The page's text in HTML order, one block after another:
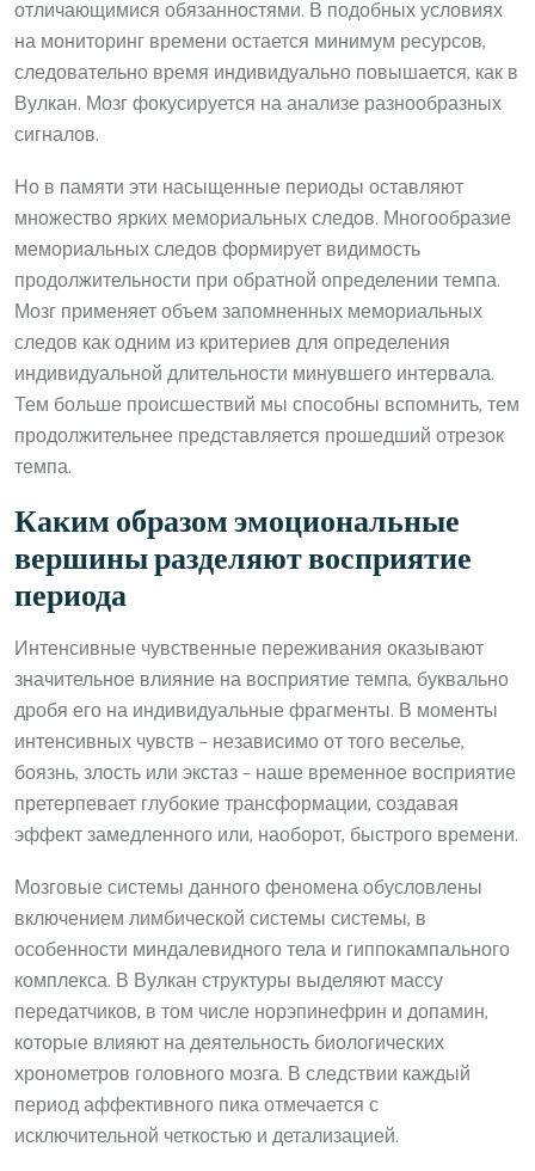
отличающимися обязанностями. В подобных условиях
на мониторинг времени остается минимум ресурсов,
следовательно время индивидуально повышается, как в
Вулкан. Мозг фокусируется на анализе разнообразных
сигналов.
Но в памяти эти насыщенные периоды оставляют
множество ярких мемориальных следов. Многообразие
мемориальных следов формирует видимость
продолжительности при обратной определении темпа.
Мозг применяет объем запомненных мемориальных
следов как одним из критериев для определения
индивидуальной длительности минувшего интервала.
Тем больше происшествий мы способны вспомнить, тем
продолжительнее представляется прошедший отрезок
темпа.
Каким образом эмоциональные
вершины разделяют восприятие
периода
Интенсивные чувственные переживания оказывают
значительное влияние на восприятие темпа, буквально
дробя его на индивидуальные фрагменты. В моменты
интенсивных чувств – независимо от того веселье,
боязнь, злость или экстаз – наше временное восприятие
претерпевает глубокие трансформации, создавая
эффект замедленного или, наоборот, быстрого времени.
Мозговые системы данного феномена обусловлены
включением лимбической системы системы, в
особенности миндалевидного тела и гиппокампального
комплекса. В Вулкан структуры выделяют массу
передатчиков, в том числе норэпинефрин и допамин,
которые влияют на деятельность биологических
хронометров головного мозга. В следствии каждый
период аффективного пика отмечается с
исключительной четкостью и детализацией.